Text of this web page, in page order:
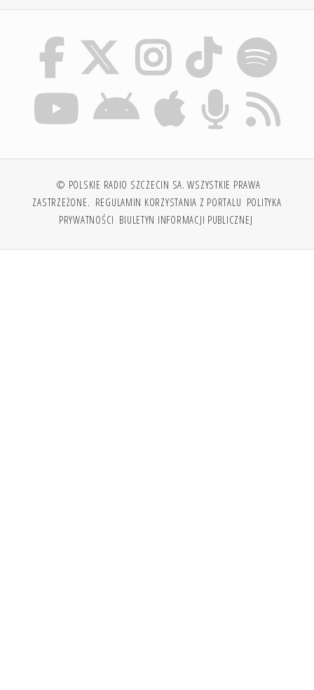
© POLSKIE RADIO SZCZECIN SA. WSZYSTKIE PRAWA
ZASTRZEŻONE. REGULAMIN KORZYSTANIA Z PORTALU POLITYKA
PRYWATNOŚCI BIULETYN INFORMACJI PUBLICZNEJ